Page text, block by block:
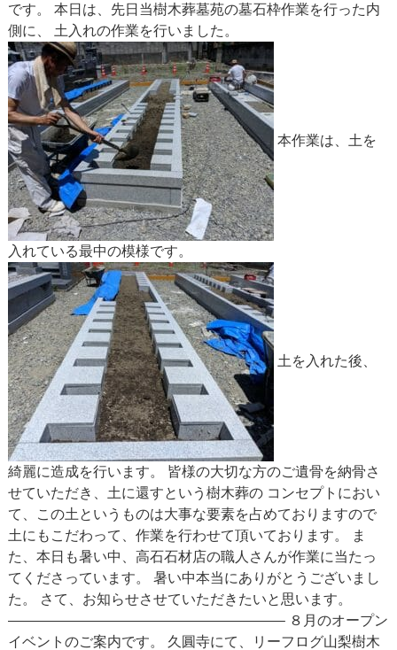
です。 本日は、先日当樹木葬墓苑の墓石枠作業を行った内
側に、 土入れの作業を行いました。
本作業は、土を
入れている最中の模様です。
土を入れた後、
綺麗に造成を行います。 皆様の大切な方のご遺骨を納骨さ
せていただき、土に還すという樹木葬の コンセプトにおい
て、この土というものは大事な要素を占めておりますので
土にもこだわって、作業を行わせて頂いております。 ま
た、本日も暑い中、高石石材店の職人さんが作業に当たっ
てくださっています。 暑い中本当にありがとうございまし
た。 さて、お知らせさせていただきたいと思います。
———————————————————– ８月のオープン
イベントのご案内です。 久圓寺にて、リーフログ山梨樹木